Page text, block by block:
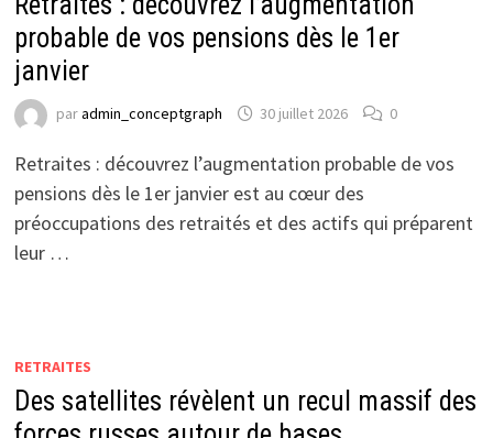
probable de vos pensions dès le 1er
janvier
paradmin_conceptgraph 30 juillet 2026 0
Retraites : découvrez l’augmentation probable de vos
pensions dès le 1er janvier est au cœur des
préoccupations des retraités et des actifs qui préparent
leur …
RETRAITES
Des satellites révèlent un recul massif des